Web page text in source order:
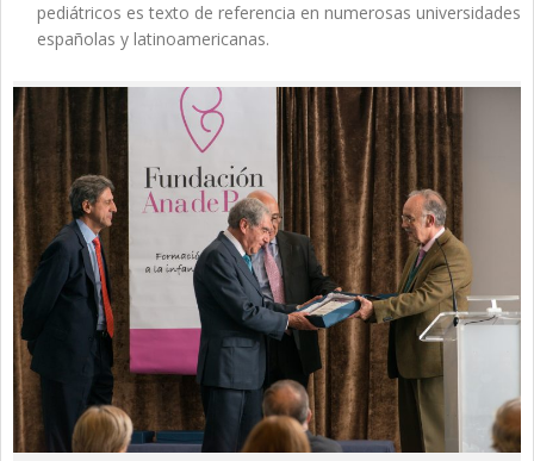
pediátricos es texto de referencia en numerosas universidades
españolas y latinoamericanas.